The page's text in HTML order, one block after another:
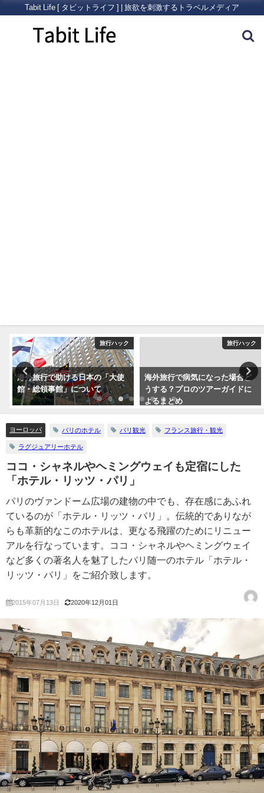
Tabit Life [ タビットライフ ] | 旅欲を刺激するトラベルメディア
旅行ハック
海外旅行で助ける日本の「大使
館・総領事館」について
旅行ハック
海外旅行で病気になった場合ど
うする？プロのツアーガイドに
よるまとめ
ヨーロッパ パリのホテル パリ観光 フランス旅行・観光
ラグジュアリーホテル
ココ・シャネルやヘミングウェイも定宿にした
「ホテル・リッツ・パリ」
パリのヴァンドーム広場の建物の中でも、存在感にあふれ
ているのが「ホテル・リッツ・パリ」。伝統的でありなが
らも革新的なこのホテルは、更なる飛躍のためにリニュー
アルを行なっています。ココ・シャネルやヘミングウェイ
など多くの著名人を魅了したパリ随一のホテル「ホテル・
リッツ・パリ」をご紹介致します。
2015年07月13日 2020年12月01日